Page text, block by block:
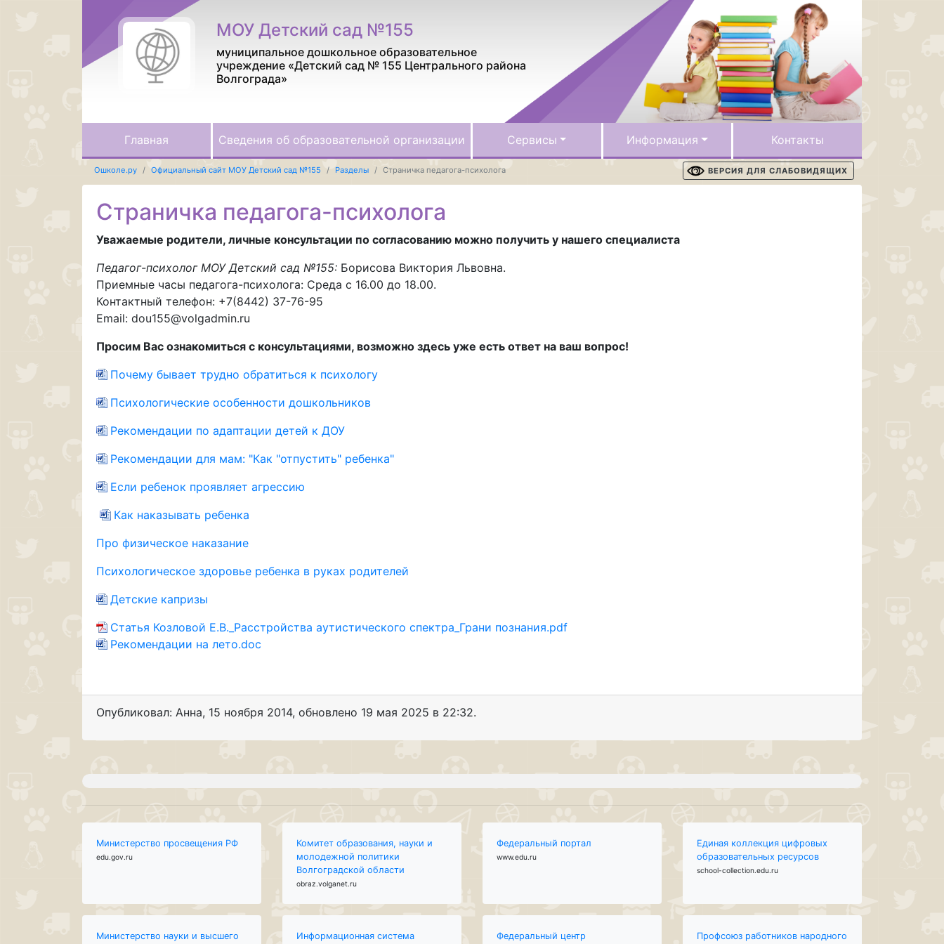
МОУ Детский сад №155
муниципальное дошкольное образовательное
учреждение «Детский сад № 155 Центрального района
Волгограда»
Главная Сведения об образовательной организации Сервисы Информация Контакты
Ошколе.ру Официальный сайт МОУ Детский сад №155 Разделы Страничка педагога-психолога ВЕРСИЯ ДЛЯ СЛАБОВИДЯЩИХ
Страничка педагога-психолога
Уважаемые родители, личные консультации по согласованию можно получить у нашего специалиста
Педагог-психолог МОУ Детский сад №155: Борисова Виктория Львовна.
Приемные часы педагога-психолога: Среда с 16.00 до 18.00.
Контактный телефон: +7(8442) 37-76-95
Email: dou155@volgadmin.ru
Просим Вас ознакомиться с консультациями, возможно здесь уже есть ответ на ваш вопрос!
Почему бывает трудно обратиться к психологу
Психологические особенности дошкольников
Рекомендации по адаптации детей к ДОУ
Рекомендации для мам: "Как "отпустить" ребенка"
Если ребенок проявляет агрессию
Как наказывать ребенка
Про физическое наказание
Психологическое здоровье ребенка в руках родителей
Детские капризы
Статья Козловой Е.В._Расстройства аутистического спектра_Грани познания.pdf
Рекомендации на лето.doc
Опубликовал: Анна, 15 ноября 2014, обновлено 19 мая 2025 в 22:32.
Министерство просвещения РФ
edu.gov.ru
Комитет образования, науки и
молодежной политики
Волгоградской области
obraz.volganet.ru
Федеральный портал
www.edu.ru
Единая коллекция цифровых
образовательных ресурсов
school-collection.edu.ru
Министерство науки и высшего
Информационная система
Федеральный центр
Профсоюз работников народного